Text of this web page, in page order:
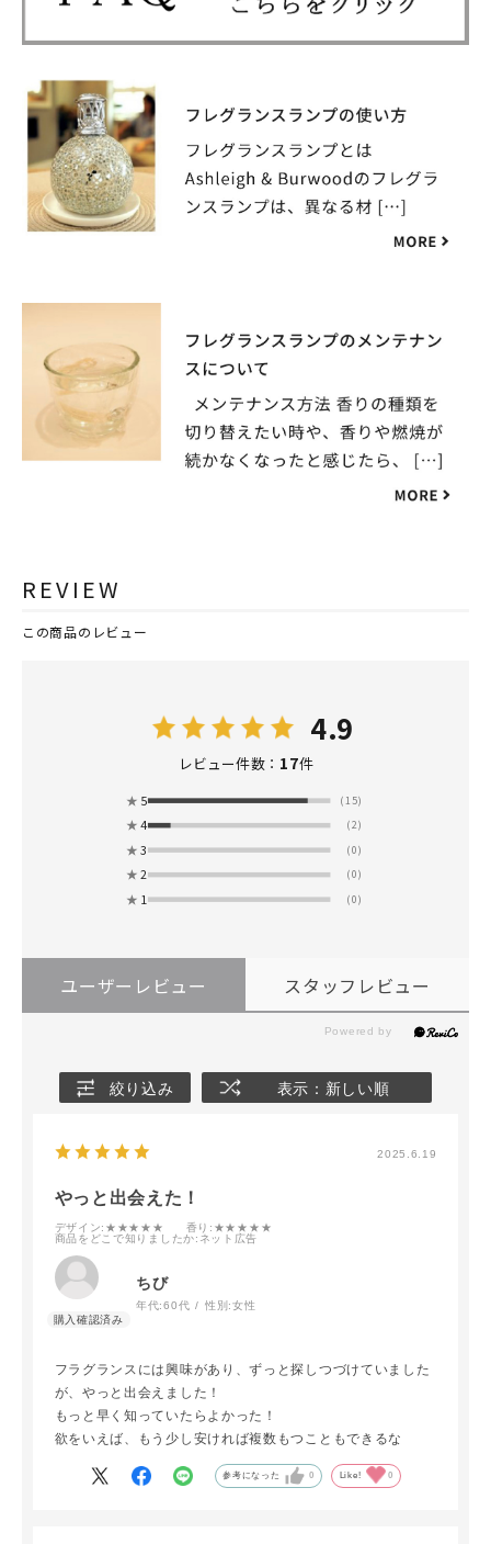
REVIEW
この商品のレビュー
4.9
レビュー件数： 17件
★ 5 (15)
★ 4 (2)
★ 3 (0)
★ 2 (0)
★ 1 (0)
ユーザーレビュー スタッフレビュー
絞り込み 表示：新しい順
2025.6.19
やっと出会えた！
デザイン:★★★★★ 香り :★★★★★
商品をどこで知りましたか:ネット広告
ちび
年代:60代 性別:女性
フラグランスには興味があり、ずっと探しつづけていました
が、やっと出会えました！
もっと早く知っていたらよかった！
欲をいえば、もう少し安ければ複数もつこともできるな
参考になった 0 Like! 0